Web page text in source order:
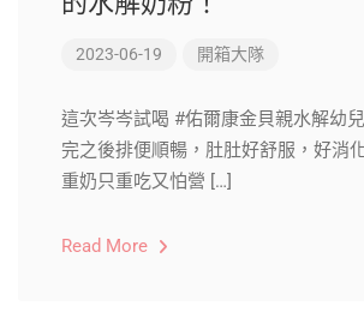
2023-06-19 開箱大隊
這次岑岑試喝 #佑爾康金貝親水解幼
完之後排便順暢，肚肚好舒服，好消
重奶只重吃又怕營 […]
Read More